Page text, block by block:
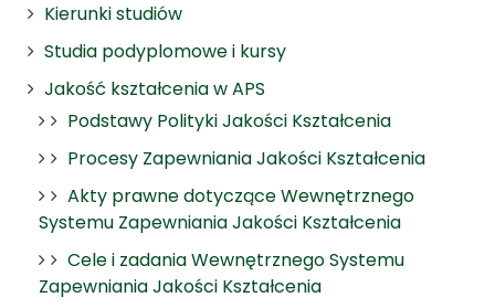
Kierunki studiów
Studia podyplomowe i kursy
Jakość kształcenia w APS
Podstawy Polityki Jakości Kształcenia
Procesy Zapewniania Jakości Kształcenia
Akty prawne dotyczące Wewnętrznego
Systemu Zapewniania Jakości Kształcenia
Cele i zadania Wewnętrznego Systemu
Zapewniania Jakości Kształcenia